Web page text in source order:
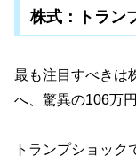
株式：トラン
最も注目すべきは
へ、驚異の106万
トランプショッ